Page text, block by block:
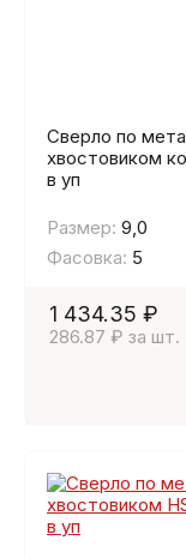
Сверло по
хвостовиком
в уп
Размер: 9,0
Фасовка: 5
1 434.35 ₽
286.87 ₽ за шт.